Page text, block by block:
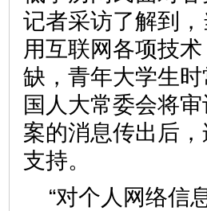
记者采访了解到
用互联网各项技
缺，青年大学生
国人大常委会将
案的消息传出后
支持。
“对个人网络信